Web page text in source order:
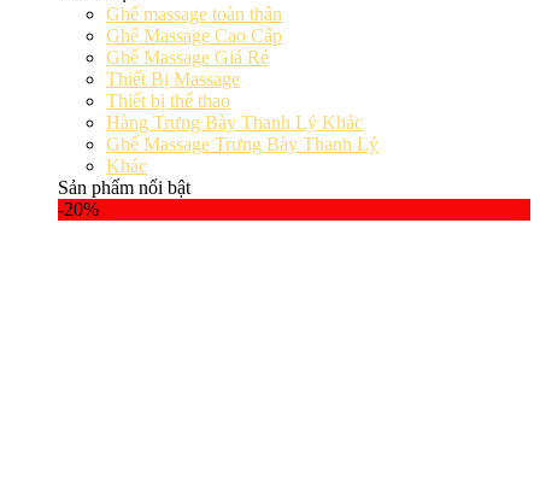
Ghế massage toàn thân
Ghế Massage Cao Cấp
Ghế Massage Giá Rẻ
Thiết Bị Massage
Thiết bị thể thao
Hàng Trưng Bày Thanh Lý Khác
Ghế Massage Trưng Bày Thanh Lý
Khác
Sản phẩm nổi bật
-20%